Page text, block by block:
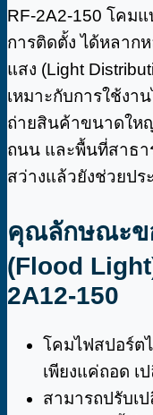
RF-2A2-150 โคม
การติดตั้ง ได้หลาก
แสง (Light
เหมาะกับการใช้งา
ถ่ายสินค้าขนาดให
ถนน และพื้นที่สาธ
สว่างแล้วยังช่วยป
คุณลักษณะข
(Flood
2A12-150
โคมไฟสปอร์ต
เพียงแค่ถอด เ
สามารถปรับเ